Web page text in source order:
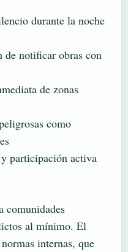
durante la noche
de notificar obras con
de zonas
como
participación activa
comunidades
al mínimo. El
internas, que